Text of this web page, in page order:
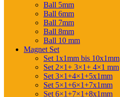
Ball 5mm
Ball 6mm
Ball 7mm
Ball 8mm
Ball 10 mm
Magnet Set
Set 1x1mm bis 10x1mm
Set 2×1+ 3×1+ 4×1 mm
Set 3×1+4×1+5x1mm
Set 5×1+6×1+7x1mm
Set 6×1+7×1+8x1mm